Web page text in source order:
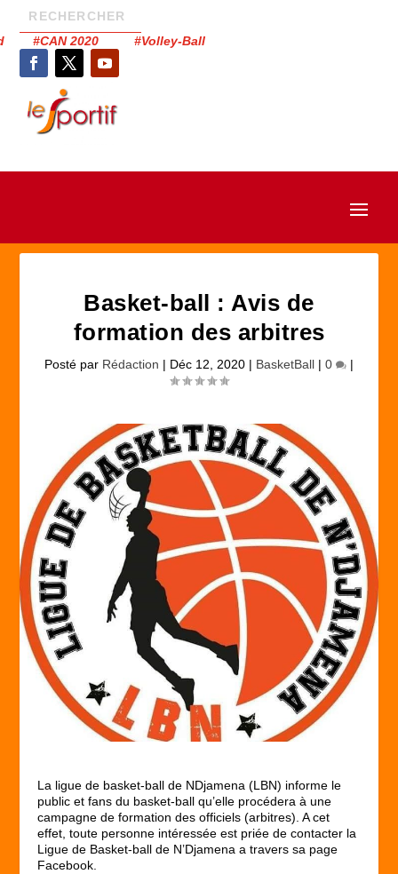
#CAN 2020 #Volley-Ball
Basket-ball : Avis de
formation des arbitres
Posté par Rédaction | Déc 12, 2020 | BasketBall | 0 |
La ligue de basket-ball de NDjamena (LBN) informe le
public et fans du basket-ball qu’elle procédera à une
campagne de formation des officiels (arbitres). A cet
effet, toute personne intéressée est priée de contacter la
Ligue de Basket-ball de N’Djamena a travers sa page
Facebook.